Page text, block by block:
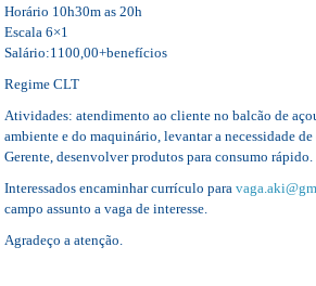
Horário 10h30m as 20h
Escala 6×1
Salário:1100,00+benefícios
Regime CLT
Atividades: atendimento ao cliente no balcão de
ambiente e do maquinário, levantar a necessidade de
Gerente, desenvolver produtos para consumo rápido.
Interessados encaminhar currículo para
campo assunto a vaga de interesse.
Agradeço a atenção.